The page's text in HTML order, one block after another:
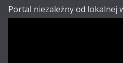
Portal niezależny od lokalnej